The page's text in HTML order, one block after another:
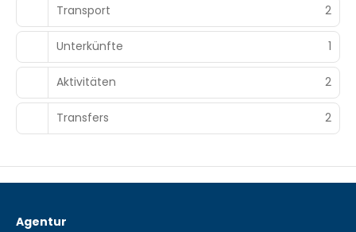
Transport 2
Unterkünfte 1
Aktivitäten 2
Transfers 2
Agentur